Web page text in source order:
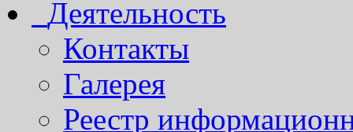
Деятельность
Контакты
Галерея
Реестр